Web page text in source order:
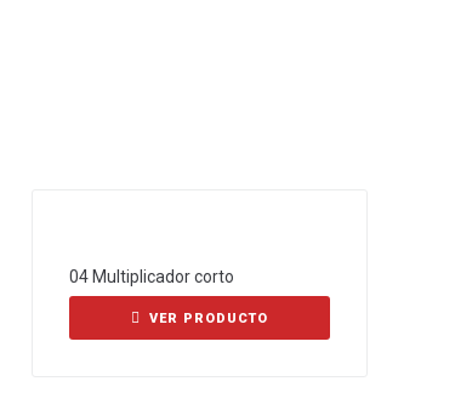
04 Multiplicador corto
VER PRODUCTO